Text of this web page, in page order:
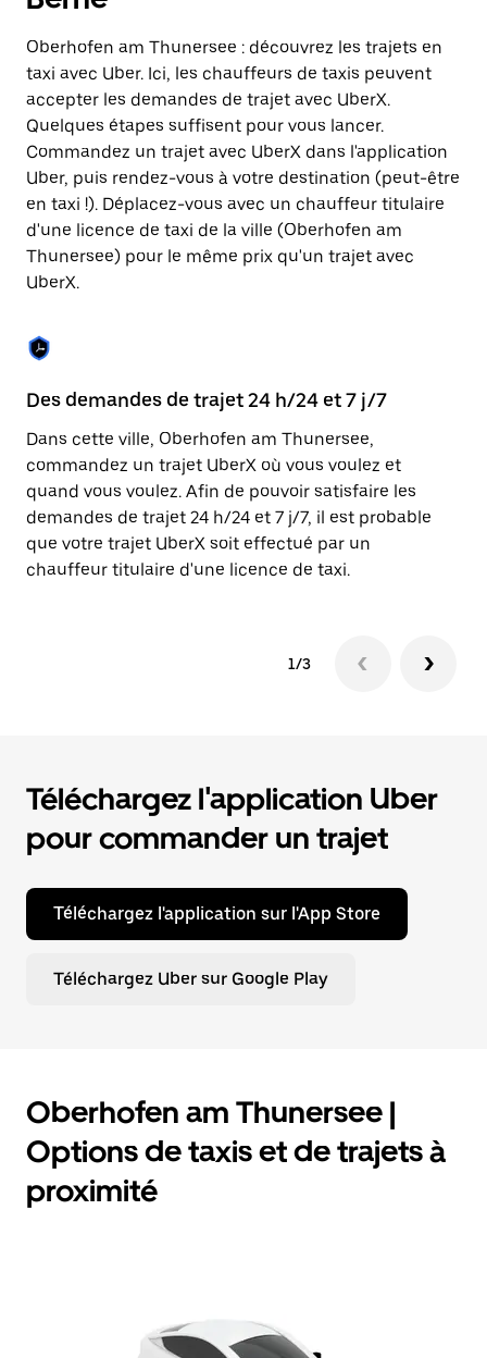
une
Appuyez
sur
touche
Échap
pour
fermer
le
calendrier.
Oberhofen am Thunersee : découvrez les trajets en
taxi avec Uber. Ici, les chauffeurs de taxis peuvent
accepter les demandes de trajet avec UberX.
Quelques étapes suffisent pour vous lancer.
Commandez un trajet avec UberX dans l'application
Uber, puis rendez-vous à votre destination (peut-être
en taxi !). Déplacez-vous avec un chauffeur titulaire
d'une licence de taxi de la ville (Oberhofen am
Thunersee) pour le même prix qu'un trajet avec
UberX.
Des demandes de trajet 24 h/24 et 7 j/7
Dans cette ville, Oberhofen am Thunersee,
commandez un trajet UberX où vous voulez et
quand vous voulez. Afin de pouvoir satisfaire les
demandes de trajet 24 h/24 et 7 j/7, il est probable
que votre trajet UberX soit effectué par un
chauffeur titulaire d'une licence de taxi.
1/3
Téléchargez l'application Uber
pour commander un trajet
Téléchargez l'application sur l'App Store
Téléchargez Uber sur Google Play
Oberhofen am Thunersee |
Options de taxis et de trajets à
proximité